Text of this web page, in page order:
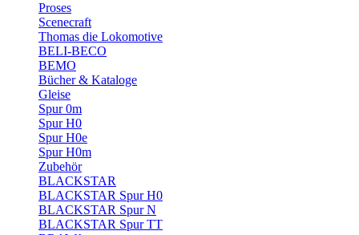
Proses
Scenecraft
Thomas die Lokomotive
BELI-BECO
BEMO
Bücher & Kataloge
Gleise
Spur 0m
Spur H0
Spur H0e
Spur H0m
Zubehör
BLACKSTAR
BLACKSTAR Spur H0
BLACKSTAR Spur N
BLACKSTAR Spur TT